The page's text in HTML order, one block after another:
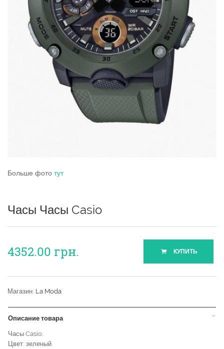
Больше фото тут
Часы Часы Casio
4352.00 грн. КУПИТЬ
Магазин: La Moda
Описание товара
Часы Casio.
Цвет: зеленый.